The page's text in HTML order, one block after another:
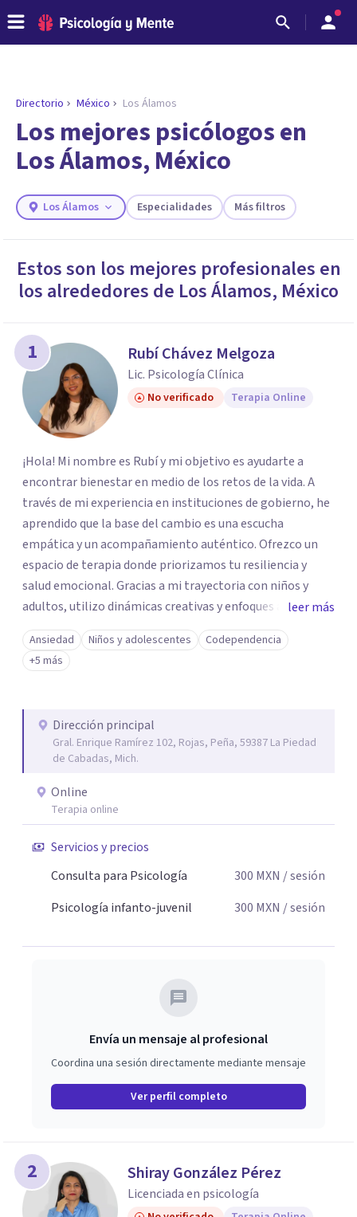
ENCONTRAR MI TERAPEUTA
¿Necesitas ayuda para encontrar el
psicólogo adecuado?
Responde a unas breves preguntas y te ofreceremos
necesidades.
Directorio México Los Álamos
Los mejores psicólogos en
Los Álamos, México
Los Álamos Especialidades Más filtros
Estos son los mejores profesionales en
los alrededores de Los Álamos, México
1 Rubí Chávez Melgoza
Lic. Psicología Clínica
No verificado Terapia Online
¡Hola! Mi nombre es Rubí y mi objetivo es ayudarte a
encontrar bienestar en medio de los retos de la vida. A
través de mi experiencia en instituciones de gobierno, he
aprendido que la base del cambio es una escucha
empática y un acompañamiento auténtico. ​Ofrezco un
espacio de terapia donde priorizamos tu resiliencia y
salud emocional. Gracias a mi trayectoria con niños y
adultos, utilizo dinámicas creativas y enfoques adaptados
a tus necesidades específicas. Estoy aquí para escucharte
y brindarte las herramientas necesarias para fortalecer
tu paz mental.
leer más
Ansiedad Niños y adolescentes
Codependencia
+5 más
Dirección principal
Gral. Enrique Ramírez 102, Rojas, Peña, 59387 La Piedad
de Cabadas, Mich.
Online
Terapia online
Servicios y precios
Consulta para Psicología
300 MXN / sesión
Psicología infanto-juvenil
300 MXN / sesión
Envía un mensaje al profesional
Coordina una sesión directamente mediante mensaje
Ver perfil completo
2 Shiray González Pérez
Licenciada en psicología